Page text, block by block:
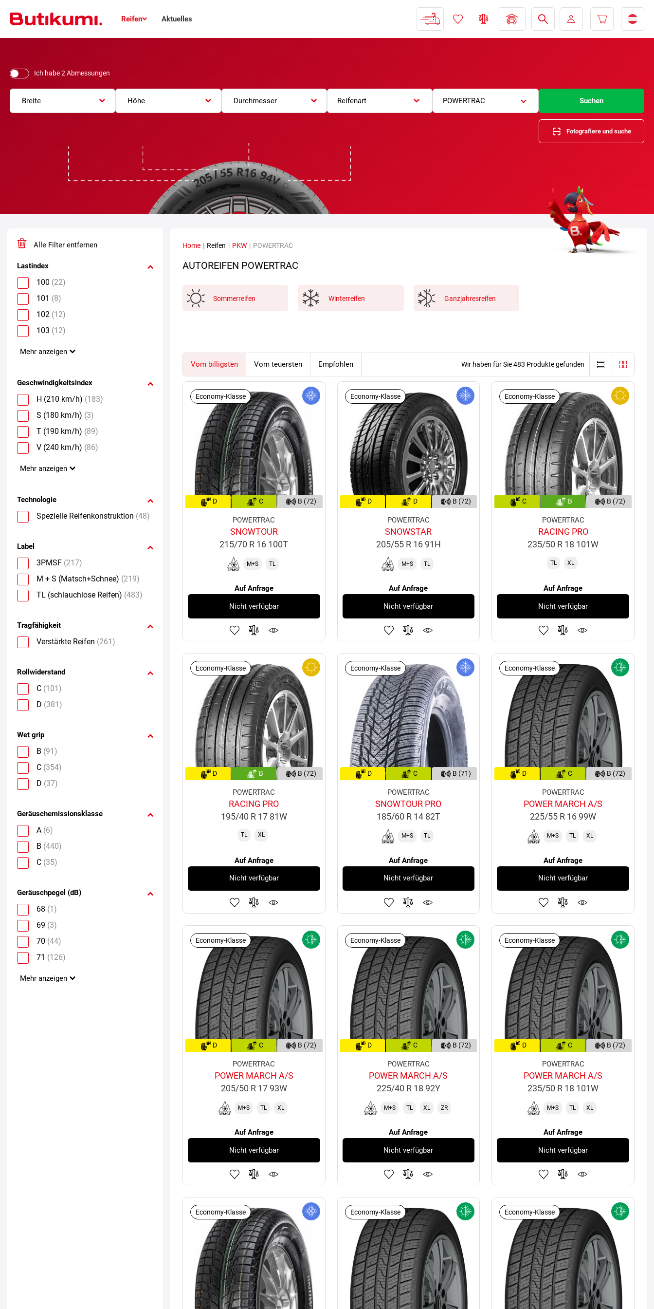
Reifen Aktuelles
Ich habe 2 Abmessungen
Breite Höhe Durchmesser Reifenart POWERTRAC Suchen
Fotografiere und suche
Alle Filter entfernen
Lastindex
100 (22)
101 (8)
102 (12)
103 (12)
Mehr anzeigen
Geschwindigkeitsindex
H (210 km/h) (183)
S (180 km/h) (3)
T (190 km/h) (89)
V (240 km/h) (86)
Mehr anzeigen
Technologie
Spezielle Reifenkonstruktion (48)
Label
3PMSF (217)
M + S (Matsch+Schnee) (219)
TL (schlauchlose Reifen) (483)
Tragfähigkeit
Verstärkte Reifen (261)
Rollwiderstand
C (101)
D (381)
Wet grip
B (91)
C (354)
D (37)
Geräuschemissionsklasse
A (6)
B (440)
C (35)
Geräuschpegel (dB)
68 (1)
69 (3)
70 (44)
71 (126)
Mehr anzeigen
Home | Reifen | PKW | POWERTRAC
AUTOREIFEN POWERTRAC
Sommerreifen Winterreifen Ganzjahresreifen
Vom billigsten Vom teuersten Empfohlen Wir haben für Sie 483 Produkte gefunden
Economy-Klasse
D C B (72)
POWERTRAC
SNOWTOUR
215/70 R 16 100T
M+S TL
Auf Anfrage
Nicht verfügbar
Economy-Klasse
D D B (72)
POWERTRAC
SNOWSTAR
205/55 R 16 91H
M+S TL
Auf Anfrage
Nicht verfügbar
Economy-Klasse
C B B (72)
POWERTRAC
RACING PRO
235/50 R 18 101W
TL XL
Auf Anfrage
Nicht verfügbar
Economy-Klasse
D B B (72)
POWERTRAC
RACING PRO
195/40 R 17 81W
TL XL
Auf Anfrage
Nicht verfügbar
Economy-Klasse
D C B (71)
POWERTRAC
SNOWTOUR PRO
185/60 R 14 82T
M+S TL
Auf Anfrage
Nicht verfügbar
Economy-Klasse
D C B (72)
POWERTRAC
POWER MARCH A/S
225/55 R 16 99W
M+S TL XL
Auf Anfrage
Nicht verfügbar
Economy-Klasse
D C B (72)
POWERTRAC
POWER MARCH A/S
205/50 R 17 93W
M+S TL XL
Auf Anfrage
Nicht verfügbar
Economy-Klasse
D C B (72)
POWERTRAC
POWER MARCH A/S
225/40 R 18 92Y
M+S TL XL ZR
Auf Anfrage
Nicht verfügbar
Economy-Klasse
D C B (72)
POWERTRAC
POWER MARCH A/S
235/50 R 18 101W
M+S TL XL
Auf Anfrage
Nicht verfügbar
Economy-Klasse Economy-Klasse Economy-Klasse